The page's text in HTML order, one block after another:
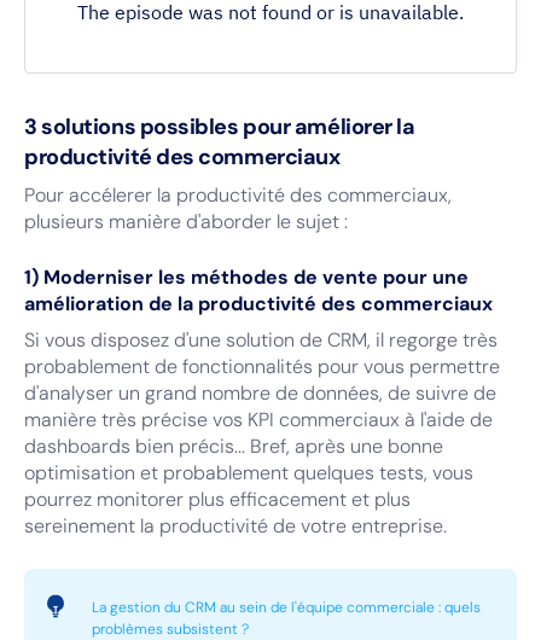
3 solutions possibles pour améliorer la
productivité des commerciaux
Pour accélerer la productivité des commerciaux,
plusieurs manière d'aborder le sujet :
1) Moderniser les méthodes de vente pour une
amélioration de la productivité des commerciaux
Si vous disposez d'une solution de CRM, il regorge très
probablement de fonctionnalités pour vous permettre
d'analyser un grand nombre de données, de suivre de
manière très précise vos KPI commerciaux à l'aide de
dashboards bien précis... Bref, après une bonne
optimisation et probablement quelques tests, vous
pourrez monitorer plus efficacement et plus
sereinement la productivité de votre entreprise.
La gestion du CRM au sein de l'équipe commerciale : quels
problèmes subsistent ?